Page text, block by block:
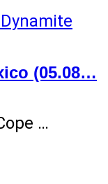
(05.08…
…